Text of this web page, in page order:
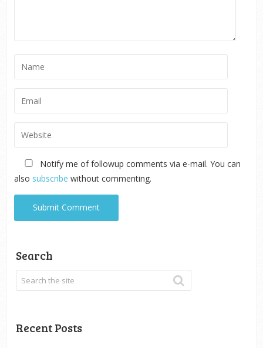
Notify me of followup comments via e-mail. You can
also subscribe without commenting.
Search
Recent Posts